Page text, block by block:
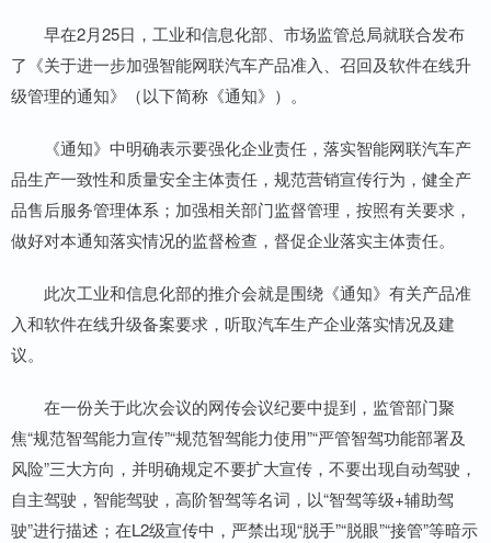
早在2月25日，工业和信息化部、市场监管总局就联合发布
了《关于进一步加强智能网联汽车产品准入、召回及软件在线升
级管理的通知》（以下简称《通知》）。
《通知》中明确表示要强化企业责任，落实智能网联汽车产
品生产一致性和质量安全主体责任，规范营销宣传行为，健全产
品售后服务管理体系；加强相关部门监督管理，按照有关要求，
做好对本通知落实情况的监督检查，督促企业落实主体责任。
此次工业和信息化部的推介会就是围绕《通知》有关产品准
入和软件在线升级备案要求，听取汽车生产企业落实情况及建
议。
在一份关于此次会议的网传会议纪要中提到，监管部门聚
焦“规范智驾能力宣传”“规范智驾能力使用”“严管智驾功能部署及
风险”三大方向，并明确规定不要扩大宣传，不要出现自动驾驶，
自主驾驶，智能驾驶，高阶智驾等名词，以“智驾等级+辅助驾
驶”进行描述；在L2级宣传中，严禁出现“脱手”“脱眼”“接管”等暗示